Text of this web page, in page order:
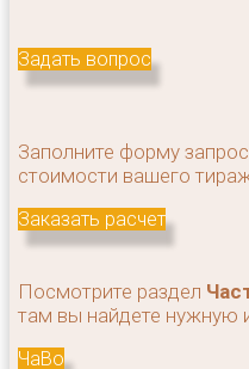
Задать вопрос
Заполните форму
стоимости вашего
Заказать расчет
Посмотрите раздел
там вы найдете
ЧаВо